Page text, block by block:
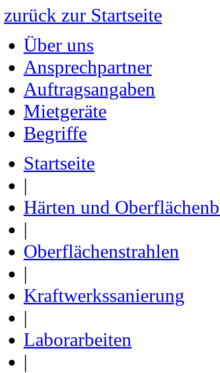
zurück zur Startseite
Über uns
Ansprechpartner
Auftragsangaben
Mietgeräte
Begriffe
Startseite
|
Härten und
|
Oberflächenstrahlen
|
Kraftwerkssanierung
|
Laborarbeiten
|